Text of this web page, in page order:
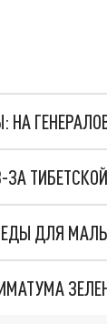
НА
ЗА
ДЛЯ